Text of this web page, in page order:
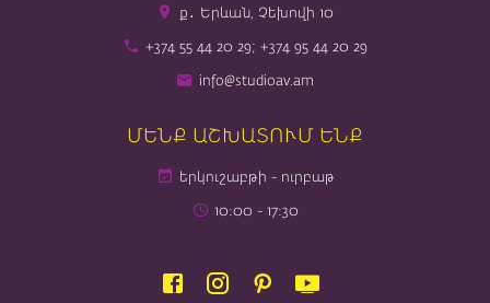
ք․ Երևան, Չեխովի 10
+374 55 44 20 29; +374 95 44 20 29
info@studioav.am
ՄԵՆՔ ԱՇԽԱՏՈՒՄ ԵՆՔ
երկուշաբթի - ուրբաթ
10։00 - 17։30